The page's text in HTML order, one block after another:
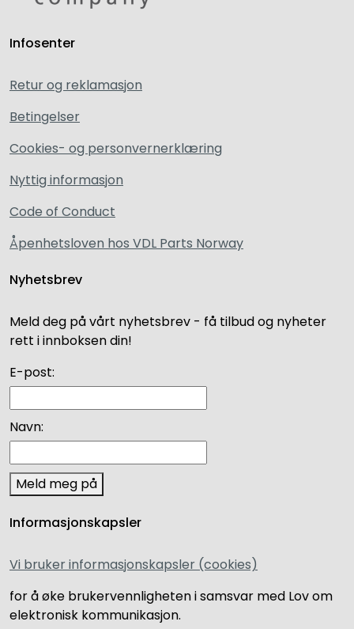
Infosenter
Retur og reklamasjon
Betingelser
Cookies- og personvernerklæring
Nyttig informasjon
Code of Conduct
Åpenhetsloven hos VDL Parts Norway
Nyhetsbrev
Meld deg på vårt nyhetsbrev - få tilbud og nyheter
rett i innboksen din!
E-post:
Navn:
Meld meg på
Informasjonskapsler
Vi bruker informasjonskapsler (cookies)
for å øke brukervennligheten i samsvar med Lov om
elektronisk kommunikasjon.